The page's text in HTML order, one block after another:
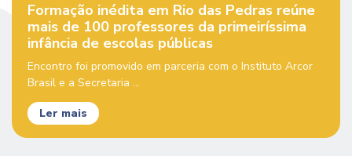
Formação inédita em Rio das Pedras reúne
mais de 100 professores da primeiríssima
infância de escolas públicas
Encontro foi promovido em parceria com o Instituto Arcor
Brasil e a Secretaria ...
Ler mais